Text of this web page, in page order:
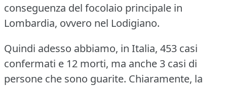
conseguenza del focolaio principale in
Lombardia, ovvero nel Lodigiano.
Quindi adesso abbiamo, in Italia, 453 casi
confermati e 12 morti, ma anche 3 casi di
persone che sono guarite. Chiaramente, la